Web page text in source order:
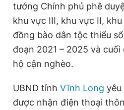
tướng Chính phủ phê
khu vực III, khu vực II,
đồng bào dân tộc thiểu
đoạn 2021 – 2025 và
hộ cận nghèo.
UBND tỉnh Vĩnh Long yêu
được nhận điện thoại